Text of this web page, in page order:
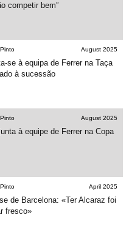
competir bem”
August 2025
se à equipa de Ferrer na Taça
à sucessão
August 2025
à equipe de Ferrer na Copa
April 2025
de Barcelona: «Ter Alcaraz foi
fresco»